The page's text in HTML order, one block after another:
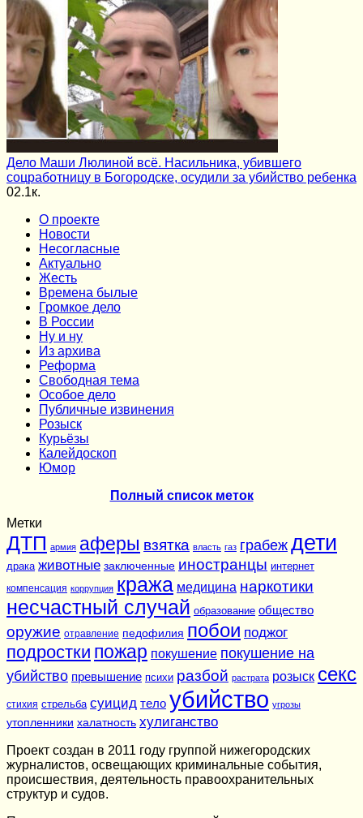
Дело Маши Люлиной всё. Насильника, убившего
соцработницу в Богородске, осудили за убийство ребенка
02.1к.
О проекте
Новости
Несогласные
Актуально
Жесть
Времена былые
Громкое дело
В России
Ну и ну
Из архива
Реформа
Cвободная тема
Особое дело
Публичные извинения
Розыск
Курьёзы
Калейдоскоп
Юмор
Полный список меток
Метки
ДТП армия аферы взятка власть газ грабеж дети
драка животные заключенные иностранцы интернет
компенсация коррупция кража медицина наркотики
несчастный случай образование общество
оружие отравление педофилия побои поджог
подростки пожар покушение покушение на
убийство превышение психи разбой растрата розыск секс
стихия стрельба суицид тело убийство угрозы
утопленники халатность хулиганство
Проект создан в 2011 году группой нижегородских
журналистов, освещающих криминальные события,
происшествия, деятельность правоохранительных
структур и судов.